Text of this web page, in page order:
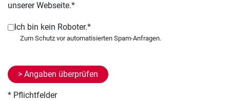
unserer Webseite.*
Ich bin kein Roboter.*
* Pflichtfelder